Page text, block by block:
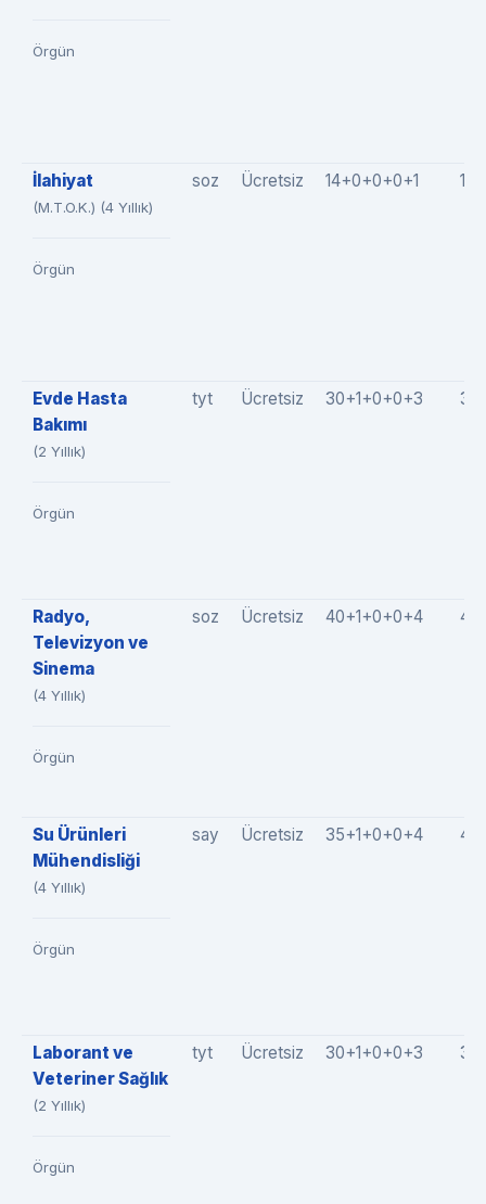
Örgün
İlahiyat
(M.T.O.K.) (4 Yıllık)
Örgün
soz Ücretsiz 14+0+0+0+1
Evde Hasta
Bakımı
(2 Yıllık)
Örgün
tyt Ücretsiz 30+1+0+0+3
Radyo,
Televizyon ve
Sinema
(4 Yıllık)
Örgün
soz Ücretsiz 40+1+0+0+4
Su Ürünleri
Mühendisliği
(4 Yıllık)
Örgün
say Ücretsiz 35+1+0+0+4
Laborant ve
Veteriner Sağlık
(2 Yıllık)
Örgün
tyt Ücretsiz 30+1+0+0+3